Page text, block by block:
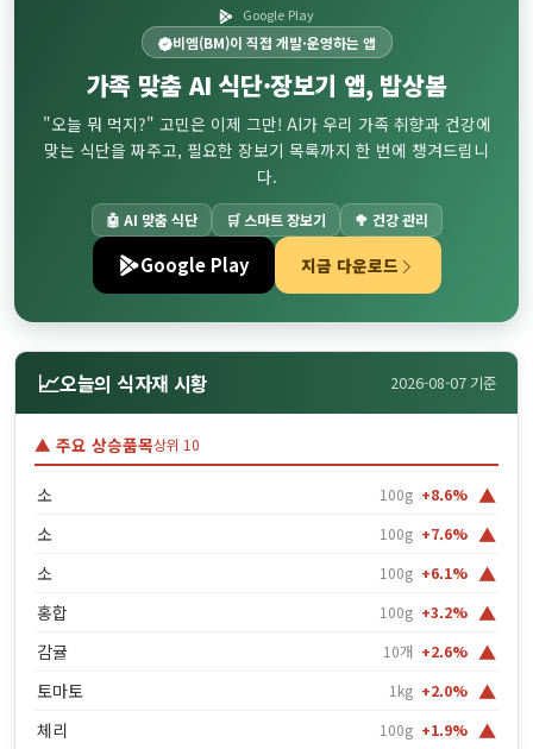
Google Play
비엠(BM)이 직접 개발·운영하는 앱
가족 맞춤 AI 식단·장보기 앱, 밥상봄
"오늘 뭐 먹지?" 고민은 이제 그만! AI가 우리 가족 취향과 건강에
맞는 식단을 짜주고, 필요한 장보기 목록까지 한 번에 챙겨드립니
다.
🤖 AI 맞춤 식단 🛒 스마트 장보기 🥦 건강 관리
Google Play 지금 다운로드
📈오늘의 식자재 시황 2026-08-07 기준
▲ 주요 상승품목상위 10
소 100g +8.6% ▲
소 100g +7.6% ▲
소 100g +6.1% ▲
홍합 100g +3.2% ▲
감귤 10개 +2.6% ▲
토마토 1kg +2.0% ▲
체리 100g +1.9% ▲